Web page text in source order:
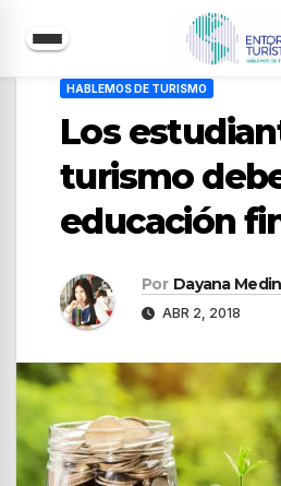
HABLEMOS DE TURISMO
Los
turismo
educación
Por Dayana
ABR 2, 2018